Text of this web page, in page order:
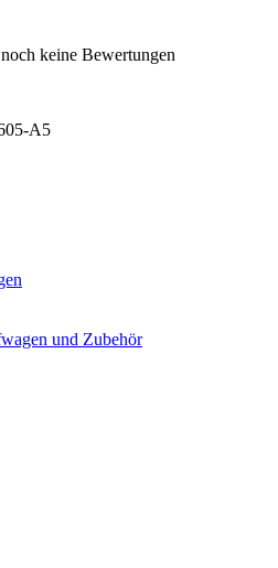
keine Bewertungen
und Zubehör